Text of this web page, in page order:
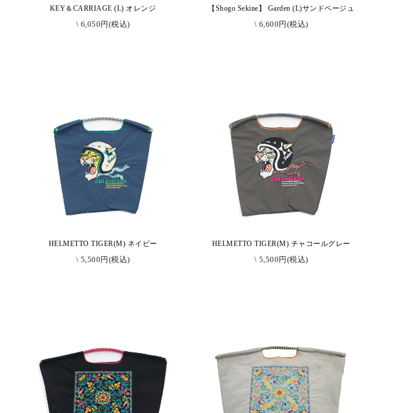
KEY＆CARRIAGE (L) オレンジ
\ 6,050円(税込)
【Shogo Sekine】 Garden (L)サンドベージュ
\ 6,600円(税込)
HELMETTO TIGER(M) ネイビー
\ 5,500円(税込)
HELMETTO TIGER(M) チャコールグレー
\ 5,500円(税込)